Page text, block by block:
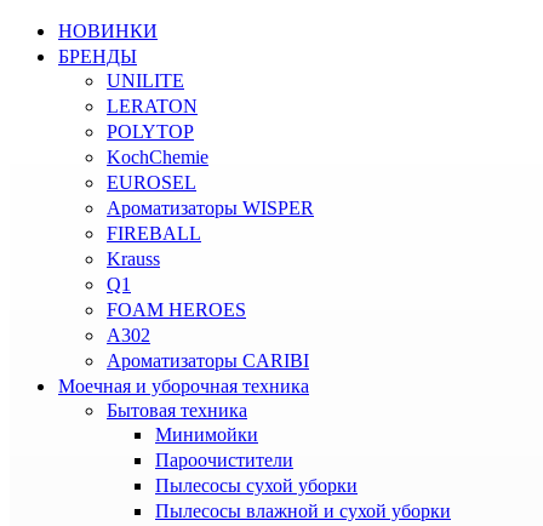
НОВИНКИ
БРЕНДЫ
UNILITE
LERATON
POLYTOP
KochChemie
EUROSEL
Ароматизаторы WISPER
FIREBALL
Krauss
Q1
FOAM HEROES
A302
Ароматизаторы CARIBI
Моечная и уборочная техника
Бытовая техника
Минимойки
Пароочистители
Пылесосы сухой уборки
Пылесосы влажной и сухой уборки